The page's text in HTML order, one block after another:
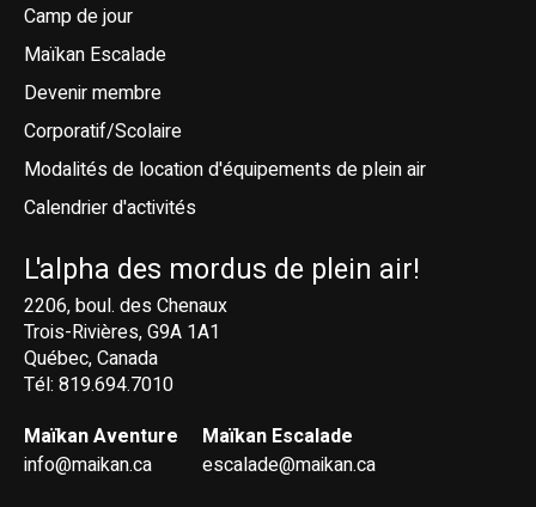
Camp de jour
Maïkan Escalade
Devenir membre
Corporatif/Scolaire
Modalités de location d'équipements de plein air
Calendrier d'activités
L'alpha des mordus de plein air!
2206, boul. des Chenaux
Trois-Rivières, G9A 1A1
Québec, Canada
Tél: 819.694.7010
Maïkan Aventure
info@maikan.ca
Maïkan Escalade
escalade@maikan.ca